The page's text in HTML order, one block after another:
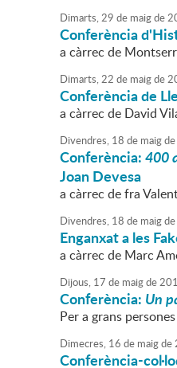
Dimarts,29 de maigde
Conferència
a càrrec de
Dimarts,22 de maigde
Conferència de
a càrrec de David
Divendres, 18 de maigde
Conferència:400
Joan Devesa
a càrrec de fra
Divendres, 18 de maigde
Enganxat a les
a càrrec de Marc
Dijous, 17 de maigde
Conferència: Un
Per a grans
Dimecres, 16 de maigde
Conferència-